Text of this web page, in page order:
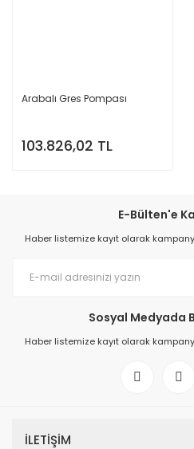
Arabalı Gres Pompası
103.826,02 TL
E-Bülten'e
Haber listemize kayıt olarak
Sosyal Medyada
Haber listemize kayıt olarak
İLETİŞİM